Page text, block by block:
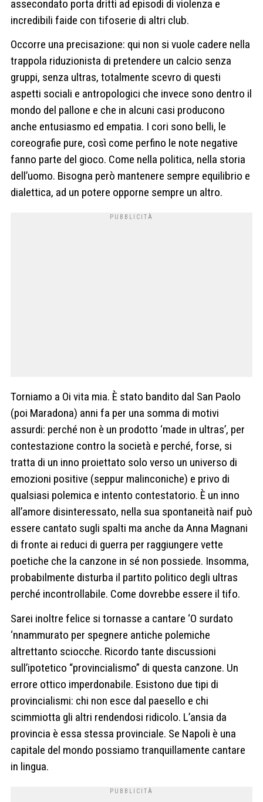
assecondato porta dritti ad episodi di violenza e
incredibili faide con tifoserie di altri club.
Occorre una precisazione: qui non si vuole cadere nella
trappola riduzionista di pretendere un calcio senza
gruppi, senza ultras, totalmente scevro di questi
aspetti sociali e antropologici che invece sono dentro il
mondo del pallone e che in alcuni casi producono
anche entusiasmo ed empatia. I cori sono belli, le
coreografie pure, così come perfino le note negative
fanno parte del gioco. Come nella politica, nella storia
dell’uomo. Bisogna però mantenere sempre equilibrio e
dialettica, ad un potere opporne sempre un altro.
Torniamo a Oi vita mia. È stato bandito dal San Paolo
(poi Maradona) anni fa per una somma di motivi
assurdi: perché non è un prodotto ‘made in ultras’, per
contestazione contro la società e perché, forse, si
tratta di un inno proiettato solo verso un universo di
emozioni positive (seppur malinconiche) e privo di
qualsiasi polemica e intento contestatorio. È un inno
all’amore disinteressato, nella sua spontaneità naif può
essere cantato sugli spalti ma anche da Anna Magnani
di fronte ai reduci di guerra per raggiungere vette
poetiche che la canzone in sé non possiede. Insomma,
probabilmente disturba il partito politico degli ultras
perché incontrollabile. Come dovrebbe essere il tifo.
Sarei inoltre felice si tornasse a cantare ‘O surdato
‘nnammurato per spegnere antiche polemiche
altrettanto sciocche. Ricordo tante discussioni
sull’ipotetico “provincialismo” di questa canzone. Un
errore ottico imperdonabile. Esistono due tipi di
provincialismi: chi non esce dal paesello e chi
scimmiotta gli altri rendendosi ridicolo. L’ansia da
provincia è essa stessa provinciale. Se Napoli è una
capitale del mondo possiamo tranquillamente cantare
in lingua.